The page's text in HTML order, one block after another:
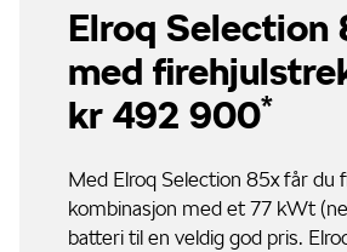
Elroq Selection
med
kr 492 900*
Med Elroq Selection 85x får du
kombinasjon med et 77 kWt
batteri til en veldig god pris.